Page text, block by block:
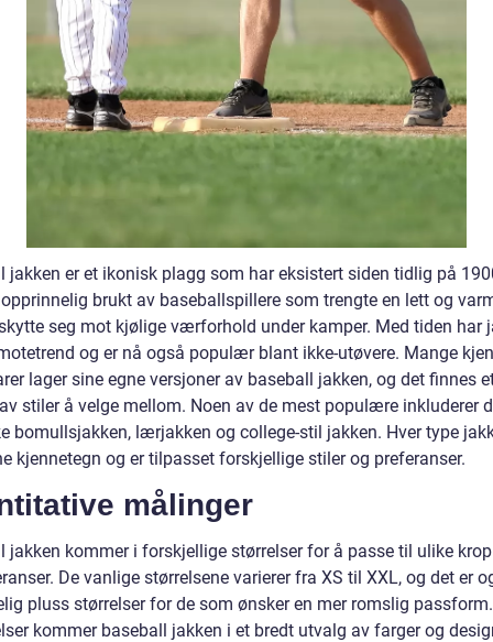
jakken er et ikonisk plagg som har eksistert siden tidlig på
brukt av baseballspillere som trengte en lett og
seg mot kjølige værforhold under kamper. Med tiden har
og er nå også populær blant ikke-utøvere. Mange
lager sine egne versjoner av baseball jakken, og det finnes
stiler å velge mellom. Noen av de mest populære inkluderer
bomullsjakken, lærjakken og college-stil jakken. Hver type
kjennetegn og er tilpasset forskjellige stiler og preferanser.
målinger
jakken kommer i forskjellige størrelser for å passe til ulike
De vanlige størrelsene varierer fra XS til XXL, og det er
pluss størrelser for de som ønsker en mer romslig
kommer baseball jakken i et bredt utvalg av farger og